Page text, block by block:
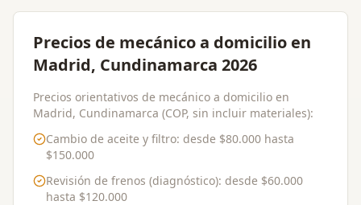
Precios de mecánico a domicilio en
Madrid, Cundinamarca 2026
Precios orientativos de mecánico a domicilio en
Madrid, Cundinamarca (COP, sin incluir materiales):
Cambio de aceite y filtro: desde $80.000 hasta
$150.000
Revisión de frenos (diagnóstico): desde $60.000
hasta $120.000